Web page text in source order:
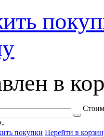
в
-
покупки Перейти в